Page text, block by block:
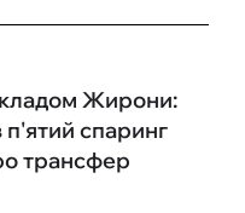
Жирони:
спаринг
трансфер